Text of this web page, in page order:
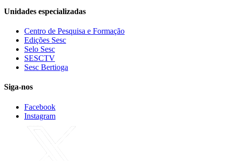
Unidades especializadas
Centro de Pesquisa e Formação
Edições Sesc
Selo Sesc
SESCTV
Sesc Bertioga
Siga-nos
Facebook
Instagram